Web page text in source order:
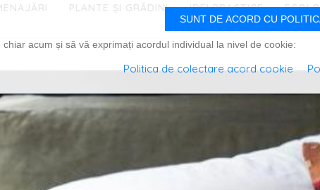
PLANTE ȘI GRĂDINI IDEI PRACTICE
SUNT DE ACORD CU
chiar acum și să vă exprimați acordul individual la nivel de cookie:
Politica de colectare acord cookie